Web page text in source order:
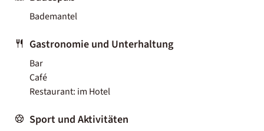
Bademantel
Gastronomie und Unterhaltung
Bar
Café
Restaurant: im Hotel
Sport und Aktivitäten